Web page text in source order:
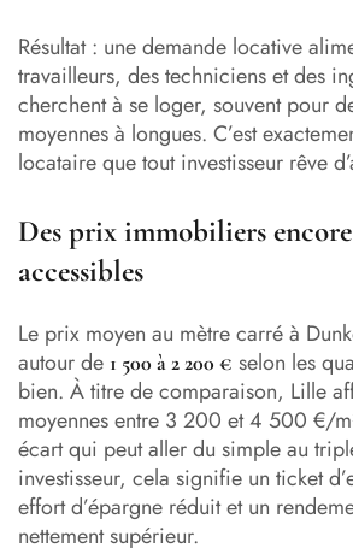
Résultat : une demande locative
travailleurs, des techniciens et des
cherchent à se loger, souvent pour
moyennes à longues. C’est
locataire que tout investisseur rêve
Des prix immobiliers
accessibles
Le prix moyen au mètre carré à
autour de 1 500 à 2 200 € selon les
bien. À titre de comparaison, Lille
moyennes entre 3 200 et 4 500 €/
écart qui peut aller du simple au
investisseur, cela signifie un ticket
effort d’épargne réduit et un
nettement supérieur.